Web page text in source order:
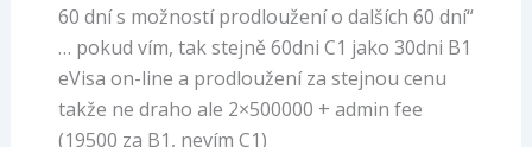
60 dní s možností prodloužení o dalších 60 dní“
… pokud vím, tak stejně 60dni C1 jako 30dni B1
eVisa on-line a prodloužení za stejnou cenu
takže ne draho ale 2×500000 + admin fee
(19500 za B1, nevím C1)